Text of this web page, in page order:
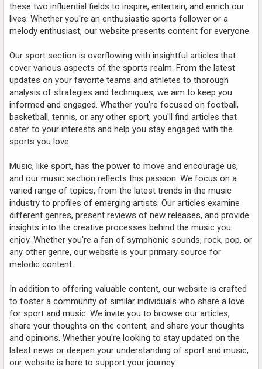
these two influential fields to inspire, entertain, and enrich our
lives. Whether you're an enthusiastic sports follower or a
melody enthusiast, our website presents content for everyone.
Our sport section is overflowing with insightful articles that
cover various aspects of the sports realm. From the latest
updates on your favorite teams and athletes to thorough
analysis of strategies and techniques, we aim to keep you
informed and engaged. Whether you're focused on football,
basketball, tennis, or any other sport, you'll find articles that
cater to your interests and help you stay engaged with the
sports you love.
Music, like sport, has the power to move and encourage us,
and our music section reflects this passion. We focus on a
varied range of topics, from the latest trends in the music
industry to profiles of emerging artists. Our articles examine
different genres, present reviews of new releases, and provide
insights into the creative processes behind the music you
enjoy. Whether you're a fan of symphonic sounds, rock, pop, or
any other genre, our website is your primary source for
melodic content.
In addition to offering valuable content, our website is crafted
to foster a community of similar individuals who share a love
for sport and music. We invite you to browse our articles,
share your thoughts on the content, and share your thoughts
and opinions. Whether you're looking to stay updated on the
latest news or deepen your understanding of sport and music,
our website is here to support your journey.